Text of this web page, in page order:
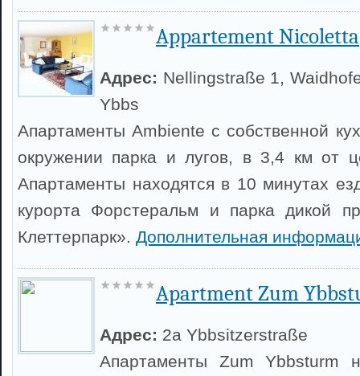
Appartement Nicoletta
Адрес: Nellingstraße 1,
Ybbs
Апартаменты Ambiente с собственной
окружении парка и лугов, в 3,4 км от
Апартаменты находятся в 10 минутах
курорта Форстеральм и парка дикой
Клеттерпарк». Дополнительная
Apartment Zum
Адрес: 2a Ybbsitzerstraße
Апартаменты Zum Ybbsturm